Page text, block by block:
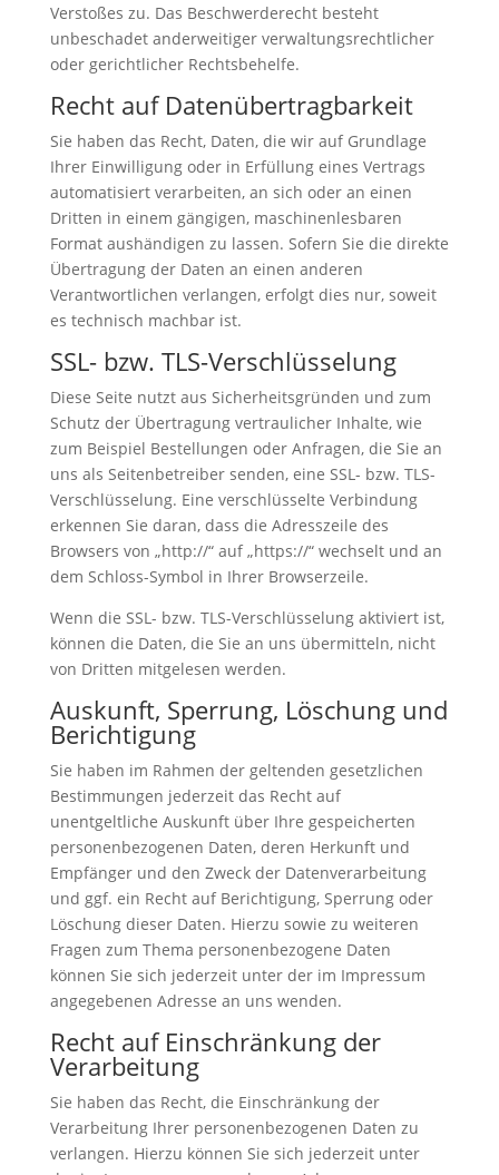
Verstoßes zu. Das Beschwerderecht besteht
unbeschadet anderweitiger verwaltungsrechtlicher
oder gerichtlicher Rechtsbehelfe.
Recht auf Datenübertragbarkeit
Sie haben das Recht, Daten, die wir auf Grundlage
Ihrer Einwilligung oder in Erfüllung eines Vertrags
automatisiert verarbeiten, an sich oder an einen
Dritten in einem gängigen, maschinenlesbaren
Format aushändigen zu lassen. Sofern Sie die direkte
Übertragung der Daten an einen anderen
Verantwortlichen verlangen, erfolgt dies nur, soweit
es technisch machbar ist.
SSL- bzw. TLS-Verschlüsselung
Diese Seite nutzt aus Sicherheitsgründen und zum
Schutz der Übertragung vertraulicher Inhalte, wie
zum Beispiel Bestellungen oder Anfragen, die Sie an
uns als Seitenbetreiber senden, eine SSL- bzw. TLS-
Verschlüsselung. Eine verschlüsselte Verbindung
erkennen Sie daran, dass die Adresszeile des
Browsers von „http://“ auf „https://“ wechselt und an
dem Schloss-Symbol in Ihrer Browserzeile.
Wenn die SSL- bzw. TLS-Verschlüsselung aktiviert ist,
können die Daten, die Sie an uns übermitteln, nicht
von Dritten mitgelesen werden.
Auskunft, Sperrung, Löschung und
Berichtigung
Sie haben im Rahmen der geltenden gesetzlichen
Bestimmungen jederzeit das Recht auf
unentgeltliche Auskunft über Ihre gespeicherten
personenbezogenen Daten, deren Herkunft und
Empfänger und den Zweck der Datenverarbeitung
und ggf. ein Recht auf Berichtigung, Sperrung oder
Löschung dieser Daten. Hierzu sowie zu weiteren
Fragen zum Thema personenbezogene Daten
können Sie sich jederzeit unter der im Impressum
angegebenen Adresse an uns wenden.
Recht auf Einschränkung der
Verarbeitung
Sie haben das Recht, die Einschränkung der
Verarbeitung Ihrer personenbezogenen Daten zu
verlangen. Hierzu können Sie sich jederzeit unter